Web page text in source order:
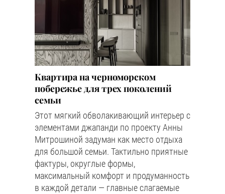
Квартира на черноморском
побережье для трех поколений
семьи
Этот мягкий обволакивающий интерьер с
элементами джапанди по проекту Анны
Митрошиной задуман как место отдыха
для большой семьи. Тактильно приятные
фактуры, округлые формы,
максимальный комфорт и продуманность
в каждой детали — главные слагаемые